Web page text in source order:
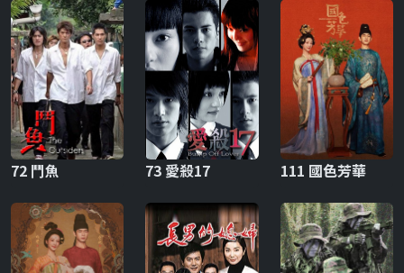
72 鬥魚 73 愛殺17 111 國色芳華